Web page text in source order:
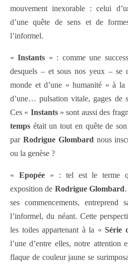
mouvement inexorable : celui
d’une quête de sens et de
l’informel.
«Instants » : comme une
desquels – et sous nos yeux – se
monde et d’une « humanité » à la
d’une… pulsation vitale, gages de
Ces « Instants» sont aussi des
temps était un tout en quête de
par Rodrigue Glombard nous
ou la genèse ?
« Epopée» : tel est le terme
exposition de Rodrigue Glombard
ses commencements, entreprend
l’informel, du néant. Cette
les toiles appartenant à la «Série
l’une d’entre elles, notre attention
flaque de couleur jaune se